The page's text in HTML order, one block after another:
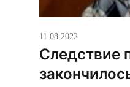
11.08.2022
Следствие